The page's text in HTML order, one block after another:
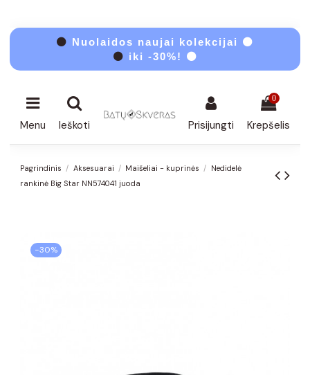
⚫ Nuolaidos naujai kolekcijai ⚫
⚫ iki -30%! ⚫
Menu Ieškoti Prisijungti
0
Krepšelis
Pagrindinis Aksesuarai Maišeliai - kuprinės
Nedidelė
rankinė Big Star NN574041 juoda
−30%